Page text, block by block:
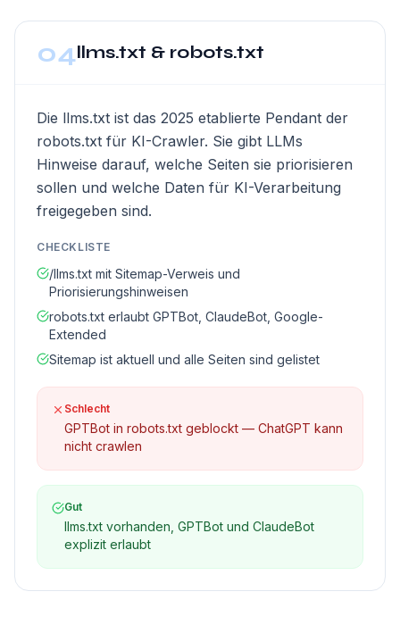
04llms.txt & robots.txt
Die llms.txt ist das 2025 etablierte Pendant der
robots.txt für KI-Crawler. Sie gibt LLMs
Hinweise darauf, welche Seiten sie priorisieren
sollen und welche Daten für KI-Verarbeitung
freigegeben sind.
CHECKLISTE
/llms.txt mit Sitemap-Verweis und
Priorisierungshinweisen
robots.txt erlaubt GPTBot, ClaudeBot, Google-
Extended
Sitemap ist aktuell und alle Seiten sind gelistet
Schlecht
GPTBot in robots.txt geblockt — ChatGPT kann
nicht crawlen
Gut
llms.txt vorhanden, GPTBot und ClaudeBot
explizit erlaubt